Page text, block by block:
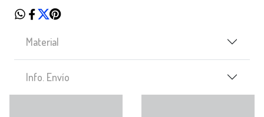
Material
Info. Envío